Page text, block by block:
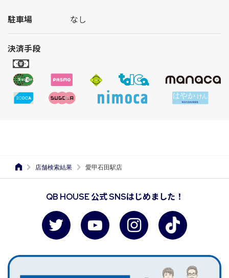
店舗検索結果 愛甲石田駅店
駐車場 なし
決済手段
QB HOUSE 公式 SNSはじめました！